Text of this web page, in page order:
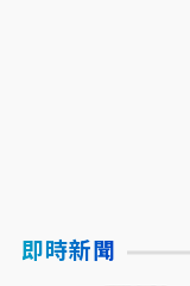
即時新聞